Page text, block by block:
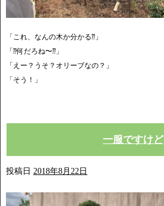
「これ、なんの木か分かる⁇」
「⁇何だろね〜⁇」
「えー？うそ？オリーブなの？」
「そう！」
一服ですけど
投稿日 2018年8月22日